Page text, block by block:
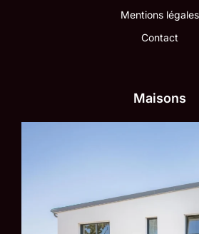
Mentions légales
Contact
Maisons